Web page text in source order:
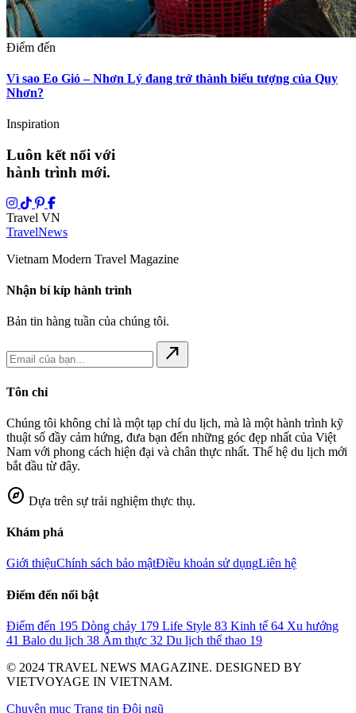
Điểm đến
Vì sao Eo Gió – Nhơn Lý đang trở thành biểu tượng của Quy
Nhơn?
Inspiration
Luôn kết nối với
hành trình mới.
Travel VN
TravelNews
Vietnam Modern Travel Magazine
Nhận bí kíp hành trình
Bản tin hàng tuần của chúng tôi.
north_east
Tôn chỉ
Chúng tôi không chỉ là một tạp chí du lịch, mà là một hành trình kỹ
thuật số đầy cảm hứng, đưa bạn đến những góc đẹp nhất của Việt
Nam với phong cách hiện đại và chân thực nhất. Thế hệ du lịch mới
bắt đầu từ đây.
explore Dựa trên sự trải nghiệm thực thụ.
Khám phá
Giới thiệuChính sách bảo mậtĐiều khoản sử dụngLiên hệ
Điểm đến nổi bật
Điểm đến 195 Dòng chảy 179 Life Style 83 Kinh tế 64 Xu hướng
41 Balo du lịch 38 Ẩm thực 32 Du lịch thể thao 19
© 2024 TRAVEL NEWS MAGAZINE. DESIGNED BY
VIETVOYAGE IN VIETNAM.
Chuyên mục Trang tin Đội ngũ